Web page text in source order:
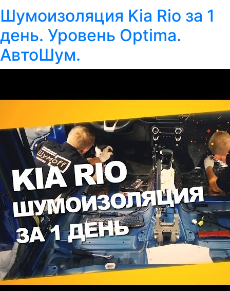
Шумоизоляция Kia Rio за 1
день. Уровень Optima.
АвтоШум.